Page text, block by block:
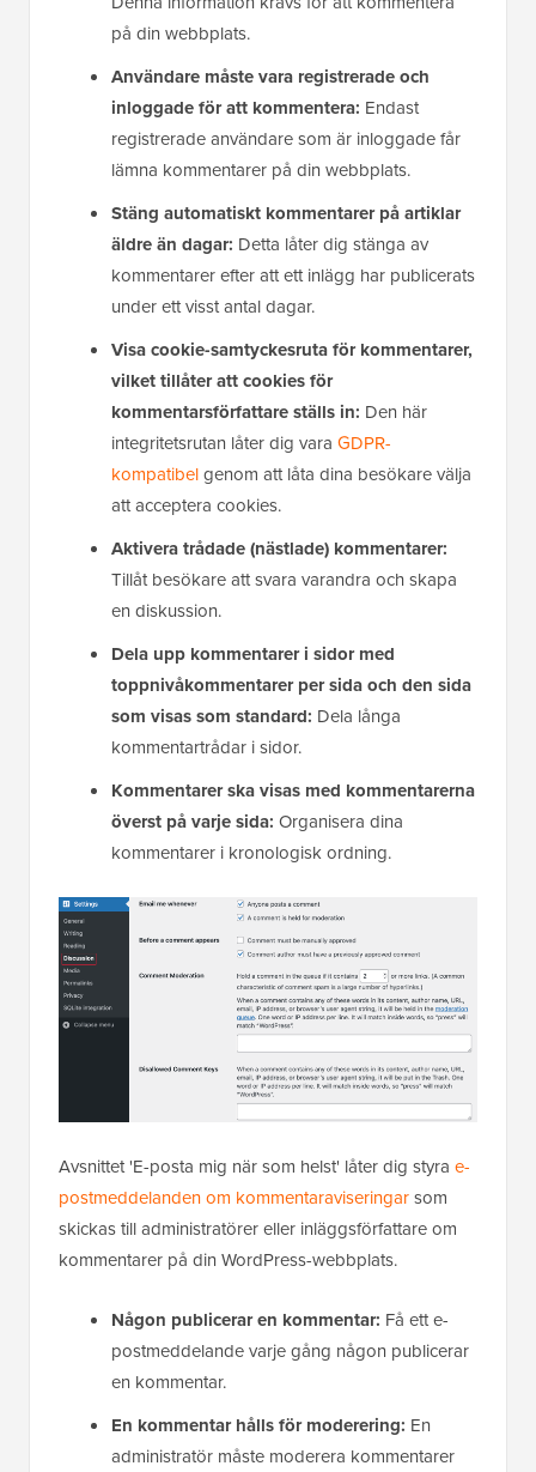
på din webbplats.
Användare måste vara registrerade och
inloggade för att kommentera: Endast
registrerade användare som är inloggade får
lämna kommentarer på din webbplats.
Stäng automatiskt kommentarer på artiklar
äldre än dagar: Detta låter dig stänga av
kommentarer efter att ett inlägg har publicerats
under ett visst antal dagar.
Visa cookie-samtyckesruta för kommentarer,
vilket tillåter att cookies för
kommentarsförfattare ställs in: Den här
integritetsrutan låter dig vara GDPR-
kompatibelgenom att låta dina besökare välja
att acceptera cookies.
Aktivera trådade (nästlade) kommentarer:
Tillåt besökare att svara varandra och skapa
en diskussion.
Dela upp kommentarer i sidor med
toppnivåkommentarer per sida och den sida
som visas som standard: Dela långa
kommentartrådar i sidor.
Kommentarer ska visas med kommentarerna
överst på varje sida: Organisera dina
kommentarer i kronologisk ordning.
Avsnittet 'E-posta mig när som helst' låter dig styra e-
postmeddelanden om kommentaraviseringarsom
skickas till administratörer eller inläggsförfattare om
kommentarer på din WordPress-webbplats.
Någon publicerar en kommentar: Få ett e-
postmeddelande varje gång någon publicerar
en kommentar.
En kommentar hålls för moderering: En
administratör måste moderera kommentarer